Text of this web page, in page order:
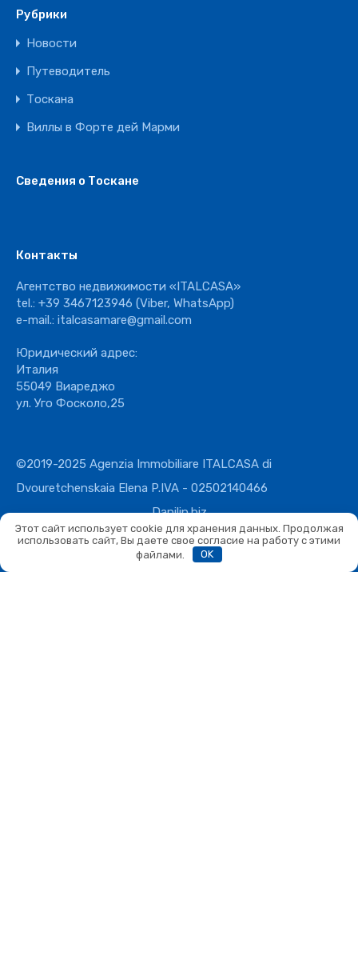
Рубрики
Новости
Путеводитель
Тоскана
Виллы в Форте дей Марми
Сведения о Тоскане
Контакты
Агентство недвижимости «ITALCASA»
tel.: +39 3467123946 (Viber, WhatsApp)
e-mail.: italcasamare@gmail.com
Юридический адрес:
Италия
55049 Виареджо
ул. Уго Фосколо,25
©2019-2025 Agenzia Immobiliare ITALCASA di
Dvouretchenskaia Elena P.IVA - 02502140466
Danilin.biz
Этот сайт использует cookie для хранения данных. Продолжая
использовать сайт, Вы даете свое согласие на работу с этими
файлами.
OK